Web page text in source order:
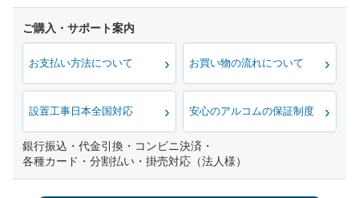
お支払い方法について お買い物の流れについて
設置工事日本全国対応 安心のアルコムの保証制度
銀行振込・代金引換・コンビニ決済・
各種カード・分割払い・掛売対応（法人様）